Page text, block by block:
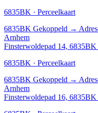
6835BK · Perceelkaart
6835BK Gekoppeld →
Arnhem
Finsterwoldepad 14,
6835BK · Perceelkaart
6835BK Gekoppeld →
Arnhem
Finsterwoldepad 16,